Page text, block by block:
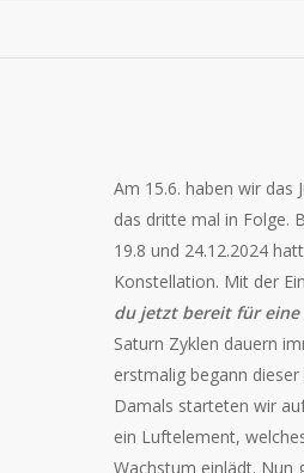
Am 15.6. haben wir das
das dritte mal in Folge.
19.8 und 24.12.2024
Konstellation. Mit der
du jetzt bereit für
Saturn Zyklen dauern
erstmalig begann
Damals starteten wir
ein Luftelement,
Wachstum einlädt. Nun